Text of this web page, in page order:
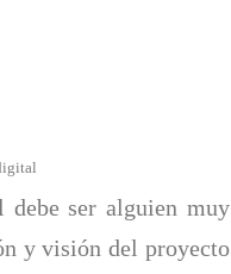
debe ser alguien muy
y visión del proyecto